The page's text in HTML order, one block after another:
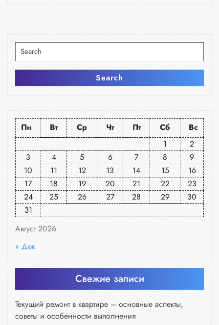
Искать:
Search
Август 2026
Пн Вт Ср Чт Пт Сб
Вс
1
2
3
4 5 6 7 8
9
10
11 12 13 14 15
16
17
18 19 20 21 22
23
24
25 26 27 28 29
30
31
« Дек
Свежие записи
Текущий ремонт в квартире – основные аспекты,
советы и особенности выполнения